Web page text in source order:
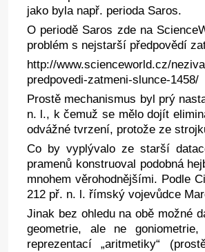
jako byla např. perioda Saros.
O periodě Saros zde na
problém s nejstarší předpovědí
http://www.scienceworld.cz/
predpovedi-zatmeni-slunce-1458/
Prostě mechanismus byl prý
n. l., k čemuž se mělo dojít
odvážné tvrzení, protože ze
Co by vyplývalo ze starší
pramenů konstruoval podobná
mnohem věrohodnějšími. Podle
212 př. n. l. římský vojevůdce
Jinak bez ohledu na obě možné
geometrie, ale ne
reprezentací „aritmetiky“